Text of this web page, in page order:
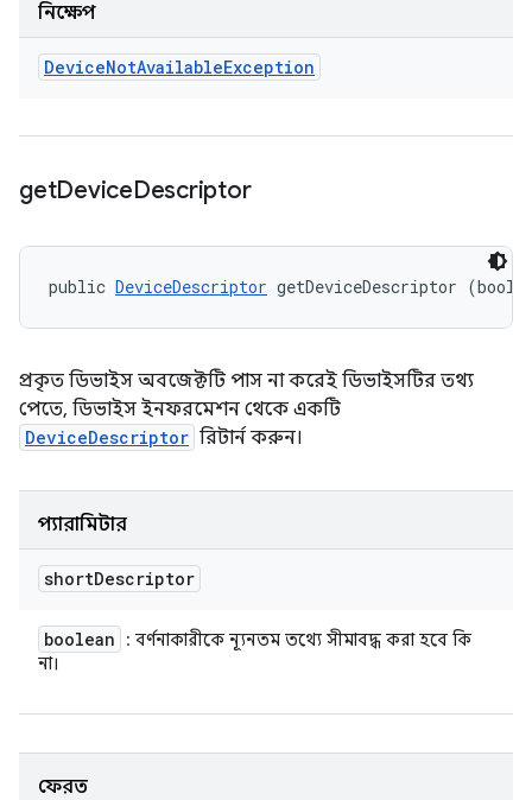
নিক্ষেপ
DeviceNotAvailableException
getDeviceDescriptor
public DeviceDescriptor getDeviceDescriptor
প্রকৃত ডিভাইস অবজেক্টটি পাস না করেই ডিভাইসটির তথ্য
পেতে, ডিভাইস ইনফরমেশন থেকে একটি
DeviceDescriptor রিটার্ন করুন।
প্যারামিটার
shortDescriptor
boolean
: বর্ণনাকারীকে ন্যূনতম তথ্যে সীমাবদ্ধ করা হবে কি
না।
ফেরত